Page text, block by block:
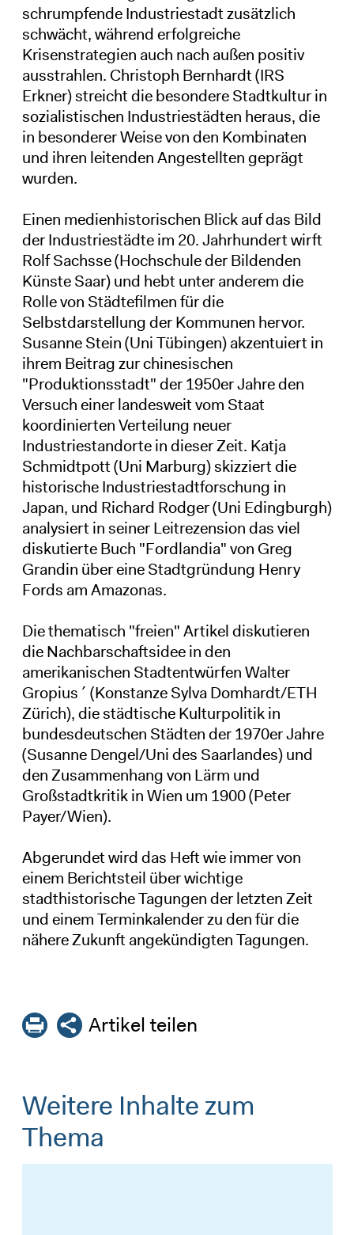
schrumpfende Industriestadt zusätzlich
schwächt, während erfolgreiche
Krisenstrategien auch nach außen positiv
ausstrahlen. Christoph Bernhardt (IRS
Erkner) streicht die besondere Stadtkultur in
sozialistischen Industriestädten heraus, die
in besonderer Weise von den Kombinaten
und ihren leitenden Angestellten geprägt
wurden.
Einen medienhistorischen Blick auf das Bild
der Industriestädte im 20. Jahrhundert wirft
Rolf Sachsse (Hochschule der Bildenden
Künste Saar) und hebt unter anderem die
Rolle von Städtefilmen für die
Selbstdarstellung der Kommunen hervor.
Susanne Stein (Uni Tübingen) akzentuiert in
ihrem Beitrag zur chinesischen
"Produktionsstadt" der 1950er Jahre den
Versuch einer landesweit vom Staat
koordinierten Verteilung neuer
Industriestandorte in dieser Zeit. Katja
Schmidtpott (Uni Marburg) skizziert die
historische Industriestadtforschung in
Japan, und Richard Rodger (Uni Edingburgh)
analysiert in seiner Leitrezension das viel
diskutierte Buch "Fordlandia" von Greg
Grandin über eine Stadtgründung Henry
Fords am Amazonas.
Die thematisch "freien" Artikel diskutieren
die Nachbarschaftsidee in den
amerikanischen Stadtentwürfen Walter
Gropius´ (Konstanze Sylva Domhardt/ETH
Zürich), die städtische Kulturpolitik in
bundesdeutschen Städten der 1970er Jahre
(Susanne Dengel/Uni des Saarlandes) und
den Zusammenhang von Lärm und
Großstadtkritik in Wien um 1900 (Peter
Payer/Wien).
Abgerundet wird das Heft wie immer von
einem Berichtsteil über wichtige
stadthistorische Tagungen der letzten Zeit
und einem Terminkalender zu den für die
nähere Zukunft angekündigten Tagungen.
Artikel teilen
Weitere Inhalte zum
Thema